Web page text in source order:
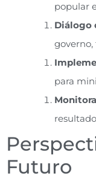
popular
Diálogo
governo,
para
Futuro